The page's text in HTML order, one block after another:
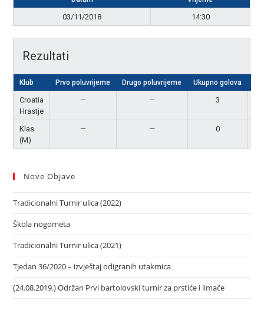
03/11/2018 14:30
Rezultati
Klub Prvo poluvrijeme Drugo poluvrijeme Ukupno golova
Croatia
Hrastje
— — 3
Klas
(M)
— — 0
Nove Objave
Tradicionalni Turnir ulica (2022)
Škola nogometa
Tradicionalni Turnir ulica (2021)
Tjedan 36/2020 – izvještaj odigranih utakmica
(24.08.2019.) Održan Prvi bartolovski turnir za prstiće i limače